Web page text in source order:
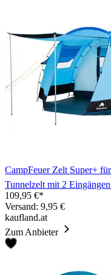
CampFeuer Zelt Super+
Tunnelzelt mit 2
109,95 €*
Versand: 9,95 €
kaufland.at
Zum Anbieter